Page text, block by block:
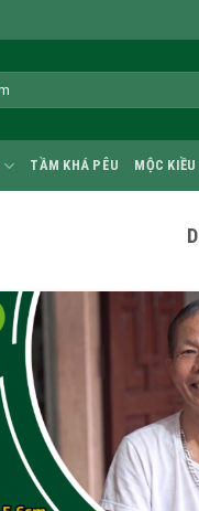
TẦM KHÁ PÊU MỘC